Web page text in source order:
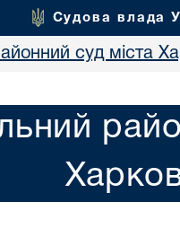
Судова влада
суд міста